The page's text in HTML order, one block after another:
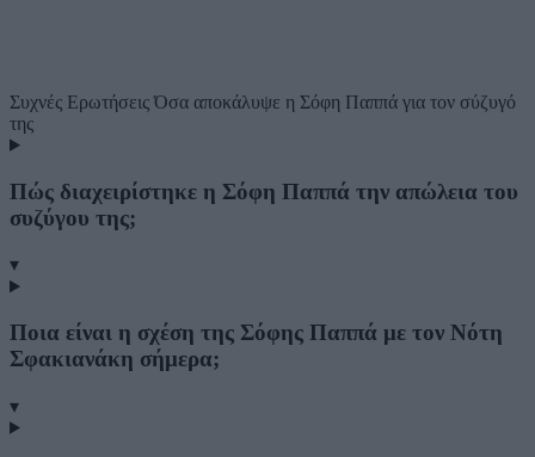
Συχνές ΕρωτήσειςΌσα αποκάλυψε η Σόφη Παππά για τον σύζυγό
της
Πώς διαχειρίστηκε η Σόφη Παππά την απώλεια του
συζύγου της;
▾
Ποια είναι η σχέση της Σόφης Παππά με τον Νότη
Σφακιανάκη σήμερα;
▾